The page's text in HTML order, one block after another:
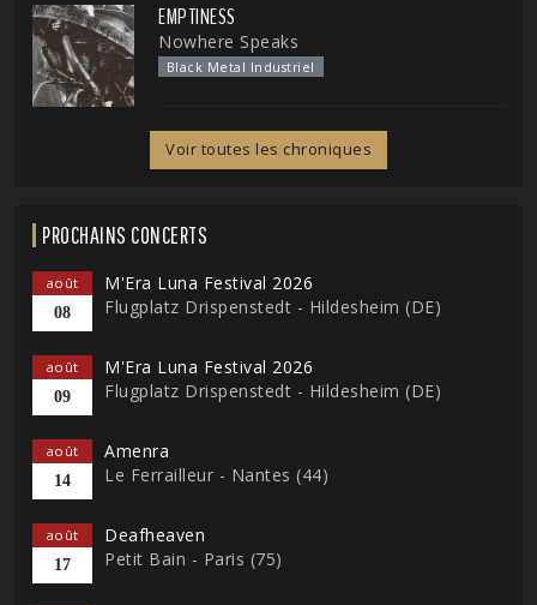
EMPTINESS
Nowhere Speaks
Black Metal Industriel
Voir toutes les chroniques
PROCHAINS CONCERTS
août
08
M'Era Luna Festival 2026
Flugplatz Drispenstedt - Hildesheim (DE)
août
09
M'Era Luna Festival 2026
Flugplatz Drispenstedt - Hildesheim (DE)
août
14
Amenra
Le Ferrailleur - Nantes (44)
août
17
Deafheaven
Petit Bain - Paris (75)